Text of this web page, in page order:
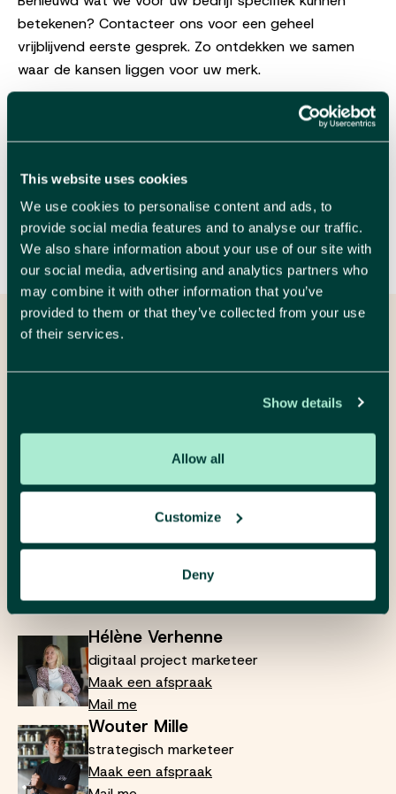
This website uses cookies
We use cookies to personalise content and ads, to
provide social media features and to analyse our traffic.
We also share information about your use of our site with
our social media, advertising and analytics partners who
may combine it with other information that you’ve
provided to them or that they’ve collected from your use
of their services.
Show details
Allow all
Customize
Deny
betekenen? Contacteer ons voor een geheel
vrijblijvend eerste gesprek. Zo ontdekken we samen
waar de kansen liggen voor uw merk.
Gepubliceerd op 08/05/23
In dit artikel Strategie
We leren je graag
Plan een gesprek
We luisteren, denken mee en maken het
een vrijblijvende kennismaking.
Hélène Verhenne
digitaal project marketeer
Maak een afspraak
Mail me
Wouter Mille
strategisch marketeer
Maak een afspraak